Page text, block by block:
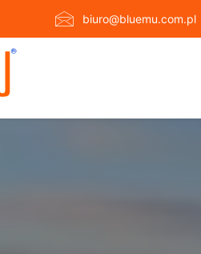
biuro@bluemu.com.pl